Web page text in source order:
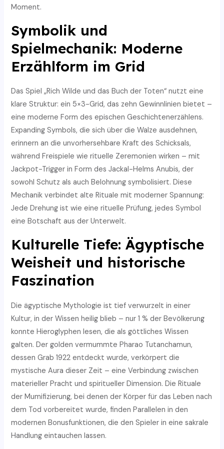
Moment.
Symbolik und
Spielmechanik: Moderne
Erzählform im Grid
Das Spiel „Rich Wilde und das Buch der Toten“ nutzt eine
klare Struktur: ein 5×3-Grid, das zehn Gewinnlinien bietet –
eine moderne Form des epischen Geschichtenerzählens.
Expanding Symbols, die sich über die Walze ausdehnen,
erinnern an die unvorhersehbare Kraft des Schicksals,
während Freispiele wie rituelle Zeremonien wirken – mit
Jackpot-Trigger in Form des Jackal-Helms Anubis, der
sowohl Schutz als auch Belohnung symbolisiert. Diese
Mechanik verbindet alte Rituale mit moderner Spannung:
Jede Drehung ist wie eine rituelle Prüfung, jedes Symbol
eine Botschaft aus der Unterwelt.
Kulturelle Tiefe: Ägyptische
Weisheit und historische
Faszination
Die ägyptische Mythologie ist tief verwurzelt in einer
Kultur, in der Wissen heilig blieb – nur 1 % der Bevölkerung
konnte Hieroglyphen lesen, die als göttliches Wissen
galten. Der golden vermummte Pharao Tutanchamun,
dessen Grab 1922 entdeckt wurde, verkörpert die
mystische Aura dieser Zeit – eine Verbindung zwischen
materieller Pracht und spiritueller Dimension. Die Rituale
der Mumifizierung, bei denen der Körper für das Leben nach
dem Tod vorbereitet wurde, finden Parallelen in den
modernen Bonusfunktionen, die den Spieler in eine sakrale
Handlung eintauchen lassen.